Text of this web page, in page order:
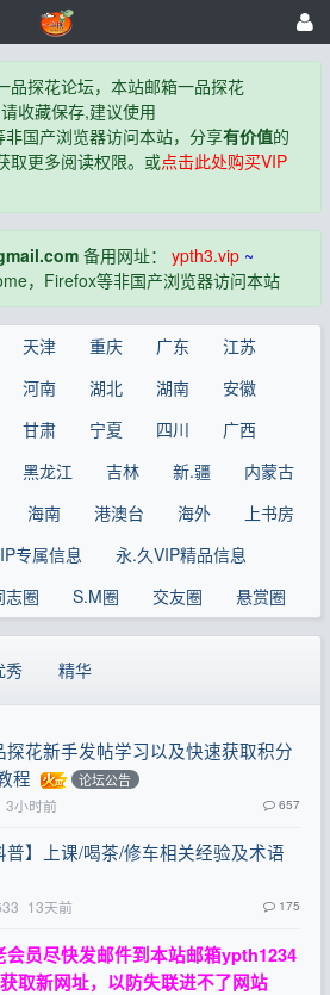
品探花论坛，本站邮箱一品探花
请收藏保存,建议使用
国产浏览器访问本站，分享有价值的
取更多阅读权限。或点击此处购买VIP
备用网址： ypth3.vip~
，Firefox等非国产浏览器访问本站
天津 重庆 广东
江苏
河南 湖北 湖南
安徽
甘肃 宁夏 四川
广西
黑龙江 吉林 新.疆
内蒙古
海南 港澳台 海外
上书房
专属信息
永.久VIP精品信息
志圈 S.M圈 交友圈 悬赏圈
秀 精华
探花新手发帖学习以及快速获取积分
程
论坛公告
3小时前 657
普】上课/喝茶/修车相关经验及术语
13天前 175
会员尽快发邮件到本站邮箱ypth1234
获取新网址，以防失联进不了网站